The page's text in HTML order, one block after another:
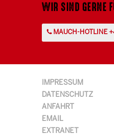
WIR SIND GERNE
MAUCH-HOTLINE
IMPRESSUM
DATENSCHUTZ
ANFAHRT
EMAIL
EXTRANET